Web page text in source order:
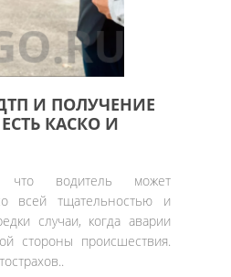
И ПОЛУЧЕНИЕ
КАСКО И
водитель может
всей тщательностью и
случаи, когда аварии
стороны происшествия.